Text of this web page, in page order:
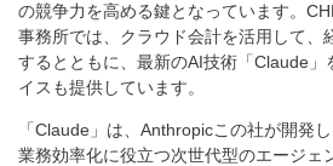
の競争力を高める鍵となっています。
事務所では、クラウド会計を活用して、
するとともに、最新のAI技術「Claude」
イスも提供しています。
「Claude」は、Anthropicこの社が開発
業務効率化に役立つ次世代型のエージェ